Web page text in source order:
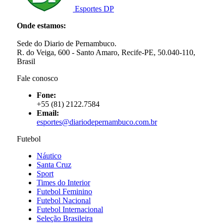
Esportes DP
Onde estamos:
Sede do Diario de Pernambuco.
R. do Veiga, 600 - Santo Amaro, Recife-PE, 50.040-110,
Brasil
Fale conosco
Fone:
+55 (81) 2122.7584
Email:
esportes@diariodepernambuco.com.br
Futebol
Náutico
Santa Cruz
Sport
Times do Interior
Futebol Feminino
Futebol Nacional
Futebol Internacional
Seleção Brasileira